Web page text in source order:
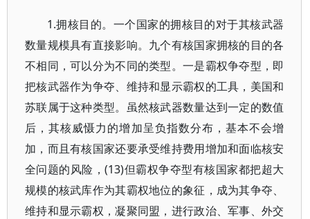
1.拥核目的。一个国家的拥核目的对于其核武器
数量规模具有直接影响。九个有核国家拥核的目的各
不相同，可以分为不同的类型。一是霸权争夺型，即
把核武器作为争夺、维持和显示霸权的工具，美国和
苏联属于这种类型。虽然核武器数量达到一定的数值
后，其核威慑力的增加呈负指数分布，基本不会增
加，而且有核国家还要承受维持费用增加和面临核安
全问题的风险，(13)但霸权争夺型有核国家都把超大
规模的核武库作为其霸权地位的象征，成为其争夺、
维持和显示霸权，凝聚同盟，进行政治、军事、外交